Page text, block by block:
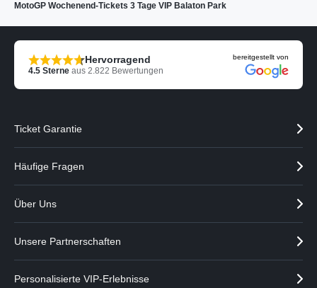
MotoGP Wochenend-Tickets 3 Tage VIP Balaton Park
Hervorragend
4.5 Sterne aus 2.822 Bewertungen
bereitgestellt von
Ticket Garantie
Häufige Fragen
Über Uns
Unsere Partnerschaften
Personalisierte VIP-Erlebnisse